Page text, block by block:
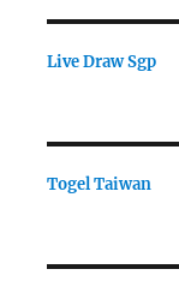
Live Draw Sgp
Togel Taiwan